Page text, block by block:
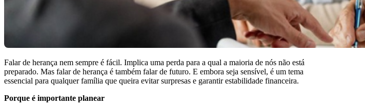
Falar de herança nem sempre é fácil. Implica uma perda para a qual a maioria de nós não está
preparado. Mas falar de herança é também falar de futuro. E embora seja sensível, é um tema
essencial para qualquer família que queira evitar surpresas e garantir estabilidade financeira.
Porque é importante planear